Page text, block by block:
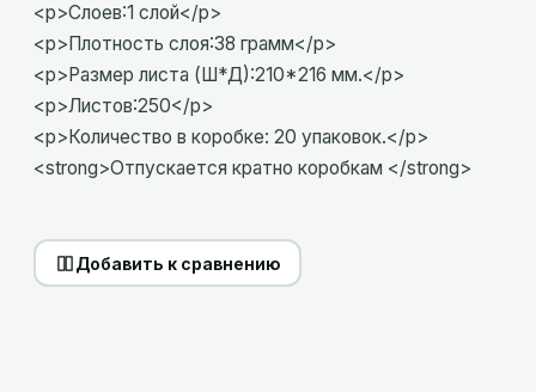
<p>Слоев:1 слой</p>
<p>Плотность слоя:38 грамм</p>
<p>Размер листа (Ш*Д):210*216 мм.</p>
<p>Листов:250</p>
<p>Количество в коробке: 20 упаковок.</p>
<strong>Отпускается кратно коробкам </strong>
Добавить к сравнению